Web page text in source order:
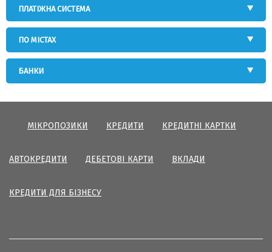
ПЛАТІЖНА СИСТЕМА
ПО МІСТАХ
БАНКИ
МІКРОПОЗИКИ КРЕДИТИ КРЕДИТНІ КАРТКИ
АВТОКРЕДИТИ ДЕБЕТОВІ КАРТИ ВКЛАДИ
КРЕДИТИ ДЛЯ БІЗНЕСУ